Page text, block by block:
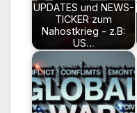
UPDATES und NEWS-
TICKER zum
Nahostkrieg - z.B:
US…